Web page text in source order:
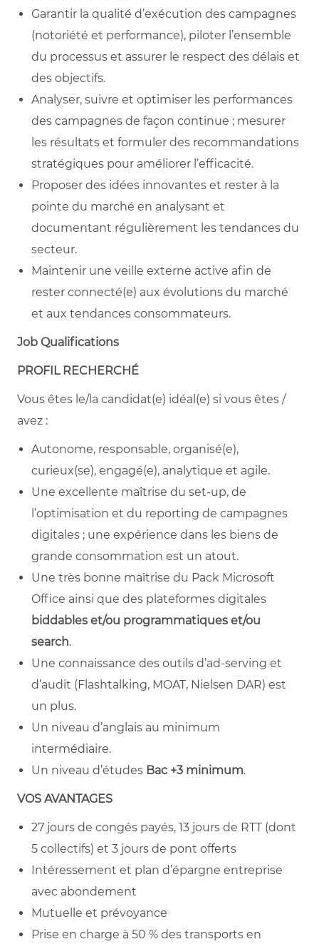
Garantir la qualité d’exécution des campagnes
(notoriété et performance), piloter l’ensemble
du processus et assurer le respect des délais et
des objectifs.
Analyser, suivre et optimiser les performances
des campagnes de façon continue ; mesurer
les résultats et formuler des recommandations
stratégiques pour améliorer l’efficacité.
Proposer des idées innovantes et rester à la
pointe du marché en analysant et
documentant régulièrement les tendances du
secteur.
Maintenir une veille externe active afin de
rester connecté(e) aux évolutions du marché
et aux tendances consommateurs.
Job Qualifications
PROFIL RECHERCHÉ
Vous êtes le/la candidat(e) idéal(e) si vous êtes /
avez :
Autonome, responsable, organisé(e),
curieux(se), engagé(e), analytique et agile.
Une excellente maîtrise du set-up, de
l’optimisation et du reporting de campagnes
digitales ; une expérience dans les biens de
grande consommation est un atout.
Une très bonne maîtrise du Pack Microsoft
Office ainsi que des plateformes digitales
biddables et/ou programmatiques et/ou
search.
Une connaissance des outils d’ad‑serving et
d’audit (Flashtalking, MOAT, Nielsen DAR) est
un plus.
Un niveau d’anglais au minimum
intermédiaire.
Un niveau d’études Bac +3 minimum.
VOS AVANTAGES
27 jours de congés payés, 13 jours de RTT (dont
5 collectifs) et 3 jours de pont offerts
Intéressement et plan d’épargne entreprise
avec abondement
Mutuelle et prévoyance
Prise en charge à 50 % des transports en